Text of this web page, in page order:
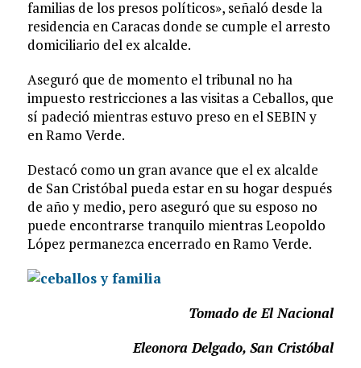
familias de los presos políticos», señaló desde la
residencia en Caracas donde se cumple el arresto
domiciliario del ex alcalde.
Aseguró que de momento el tribunal no ha
impuesto restricciones a las visitas a Ceballos, que
sí padeció mientras estuvo preso en el SEBIN y
en Ramo Verde.
Destacó como un gran avance que el ex alcalde
de San Cristóbal pueda estar en su hogar después
de año y medio, pero aseguró que su esposo no
puede encontrarse tranquilo mientras Leopoldo
López permanezca encerrado en Ramo Verde.
Tomado de El Nacional
Eleonora Delgado, San Cristóbal